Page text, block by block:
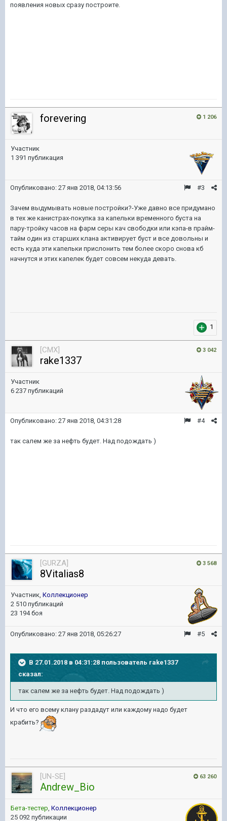
появления новых сразу построите.
1 206
forevering
Участник
1 391 публикация
#3
Опубликовано: 27 янв 2018, 04:13:56
Зачем выдумывать новые постройки?-Уже давно все придумано
в тех же канистрах-покупка за капельки временного буста на
пару-тройку часов на фарм серы кач свободки или кэпа-в прайм-
тайм один из старших клана активирует буст и все довольны и
есть куда эти капельки прислонить тем более скоро снова кб
начнутся и этих капелек будет совсем некуда девать.
1
3 042
[CMX]
rake1337
Участник
6 237 публикаций
#4
Опубликовано: 27 янв 2018, 04:31:28
так салем же за нефть будет. Над подождать )
3 568
[GURZA]
8Vitalias8
Участник, Коллекционер
2 510 публикаций
23 194 боя
#5
Опубликовано: 27 янв 2018, 05:26:27
В 27.01.2018 в 04:31:28 пользователь rake1337
сказал:
так салем же за нефть будет. Над подождать )
И что его всему клану раздадут или каждому надо будет
крабить?
63 260
[UN-SE]
Andrew_Bio
Бета-тестер Коллекционер
25 092 публикации